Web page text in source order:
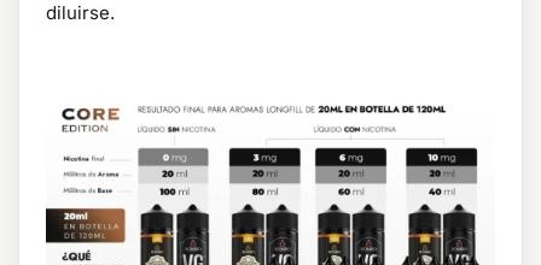
diluirse.